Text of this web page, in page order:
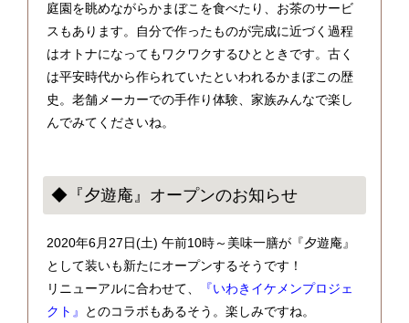
庭園を眺めながらかまぼこを食べたり、お茶のサービ
スもあります。自分で作ったものが完成に近づく過程
はオトナになってもワクワクするひとときです。古く
は平安時代から作られていたといわれるかまぼこの歴
史。老舗メーカーでの手作り体験、家族みんなで楽し
んでみてくださいね。
◆『夕遊庵』オープンのお知らせ
2020年6月27日(土) 午前10時～美味一膳が『夕遊庵』
として装いも新たにオープンするそうです！
リニューアルに合わせて、
『いわきイケメンプロジェ
クト』
とのコラボもあるそう。楽しみですね。